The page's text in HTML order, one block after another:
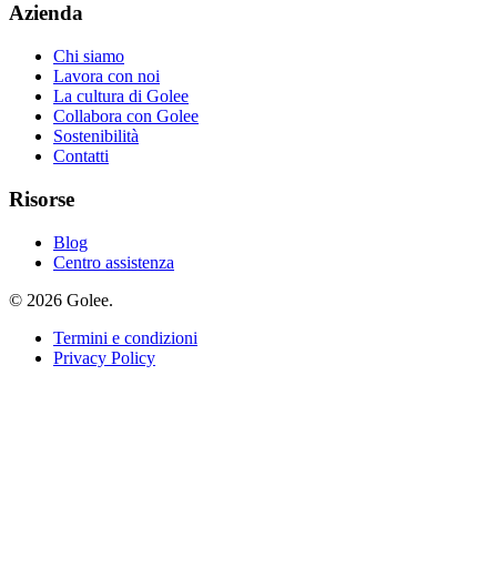
Azienda
Chi siamo
Lavora con noi
La cultura di Golee
Collabora con Golee
Sostenibilità
Contatti
Risorse
Blog
Centro assistenza
© 2026 Golee.
Termini e condizioni
Privacy Policy